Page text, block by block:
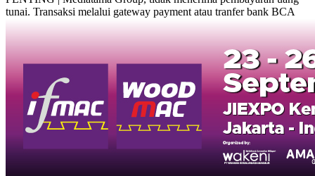
tunai. Transaksi melalui gateway payment atau tranfer bank BCA